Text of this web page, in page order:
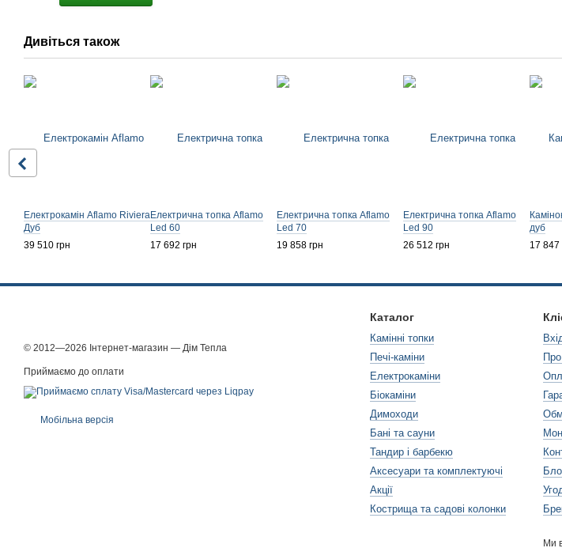
Дивіться також
Електрокамін Aflamo Riviera
Дуб
39 510 грн
Електрична топка Aflamo
Led 60
17 692 грн
Електрична топка Aflamo
Led 70
19 858 грн
Електрична топка Aflamo
Led 90
26 512 грн
дуб
17 847
© 2012—2026 Інтернет-магазин — Дім Тепла
Приймаємо до оплати
Мобільна версія
Каталог
Камінні топки
Печі-каміни
Електрокаміни
Біокаміни
Димоходи
Бані та сауни
Тандир і барбекю
Аксесуари та комплектуючі
Акції
Кострища та садові колонки
Ми